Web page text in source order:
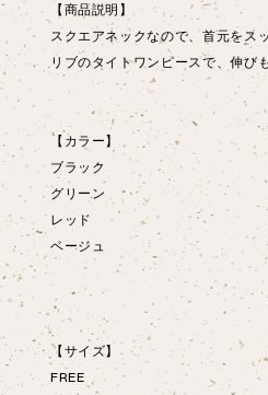
【商品説明】
スクエアネックなので、首元をス
リブのタイトワンピースで、伸び
【カラー】
ブラック
グリーン
レッド
ベージュ
【サイズ】
FREE